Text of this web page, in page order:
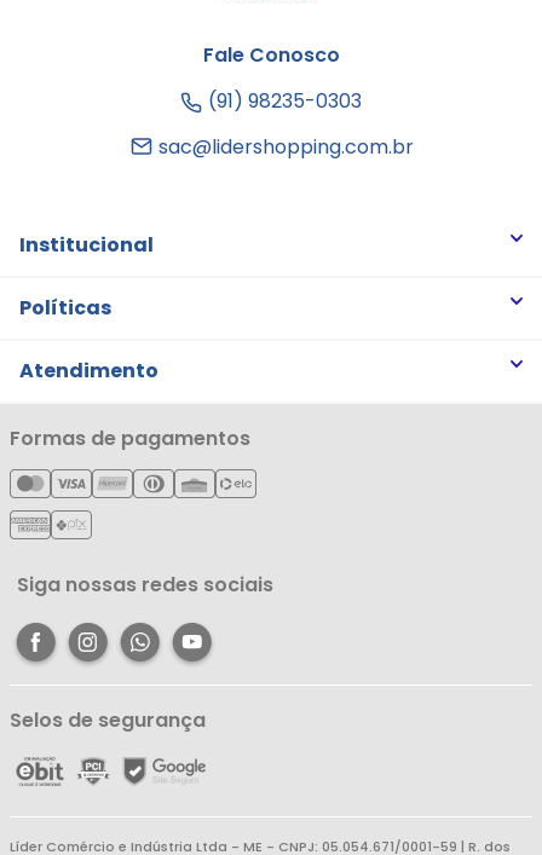
Fale Conosco
(91) 98235-0303
sac@lidershopping.com.br
Institucional
Quem somos
Notícias
Cartão Líderzan
Políticas
Trocas e Devoluções
Política de Privacidade
Política de Entrega
Política de Reembolso
Atendimento
Minha Conta
Meus Pedidos
Meus Favoritos
Central de Atendimento
Formas de pagamentos
Siga nossas redes sociais
Selos de segurança
Líder Comércio e Indústria Ltda - ME - CNPJ: 05.054.671/0001-59 | R. dos